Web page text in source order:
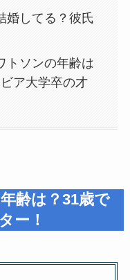
婚してる？彼氏
トソンの年齢は
ア大学卒の才
齢は？31歳で
ー！